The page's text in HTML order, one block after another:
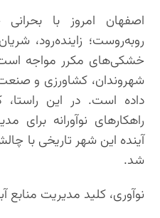
اصفهان امروز با
روبه‌روست؛ زاینده‌رود،
خشکی‌های مکرر مواجه است
شهروندان، کشاورزی و
داده است. در این راستا،
راهکارهای نوآورانه برای
آینده این شهر تاریخی با
شد.
نوآوری، کلید مدیریت منابع